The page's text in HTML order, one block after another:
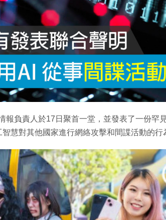
報負責人於17日聚首一堂，並發表了一份罕
慧對其他國家進行網絡攻擊和間諜活動的行